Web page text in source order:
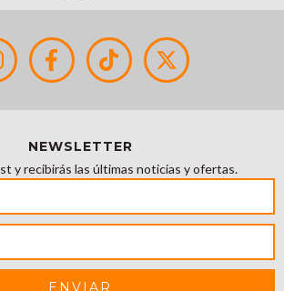
NEWSLETTER
y recibirás las últimas noticias y ofertas.